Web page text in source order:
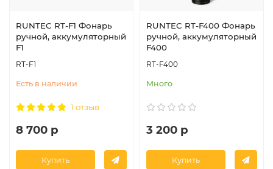
RUNTEC RT-F1 Фонарь
ручной, аккумуляторный
F1
RT-F1
Есть в наличии
1 отзыв
8 700 р
Купить
RUNTEC RT-F400 Фонарь
ручной, аккумуляторный
F400
RT-F400
Много
3 200 р
Купить